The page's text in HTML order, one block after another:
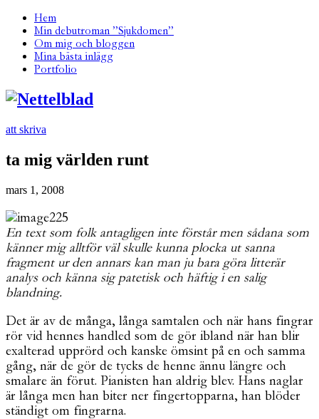
Hem
Min debutroman ”Sjukdomen”
Om mig och bloggen
Mina bästa inlägg
Portfolio
att skriva
ta mig världen runt
mars 1, 2008
En text som folk antagligen inte förstår men sådana som
känner mig alltför väl skulle kunna plocka ut sanna
fragment ur den annars kan man ju bara göra litterär
analys och känna sig patetisk och häftig i en salig
blandning.
Det är av de många, långa samtalen och när hans fingrar
rör vid hennes handled som de gör ibland när han blir
exalterad upprörd och kanske ömsint på en och samma
gång, när de gör de tycks de henne ännu längre och
smalare än förut. Pianisten han aldrig blev. Hans naglar
är långa men han biter ner fingertopparna, han blöder
ständigt om fingrarna.